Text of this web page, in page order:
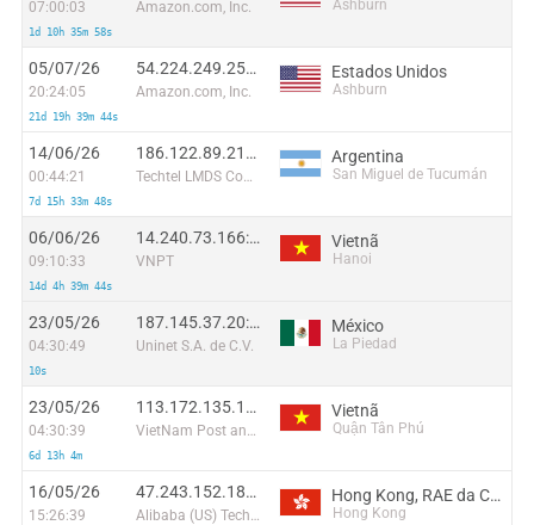
07:00:03
1d 10h 35m 58s
Amazon.com, Inc. Ashburn
05/07/26
20:24:05
21d 19h 39m 44s
54.224.249.255:20292
Amazon.com, Inc.
Estados Unidos
Ashburn
14/06/26
00:44:21
7d 15h 33m 48s
186.122.89.210:60347
Techtel LMDS Comunicaciones Interactivas S.A.
Argentina
San Miguel de Tucumán
06/06/26
09:10:33
14d 4h 39m 44s
14.240.73.166:35289
VNPT
Vietnã
Hanoi
23/05/26
04:30:49
10s
187.145.37.20:56830
Uninet S.A. de C.V.
México
La Piedad
23/05/26
04:30:39
6d 13h 4m
113.172.135.186:45666
VietNam Post and Telecom Corporation
Vietnã
Quận Tân Phú
16/05/26
15:26:39
47.243.152.180:17359
Alibaba (US) Technology Co., Ltd.
Hong Kong, RAE da China
Hong Kong